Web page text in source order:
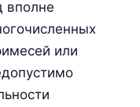
вполне
или